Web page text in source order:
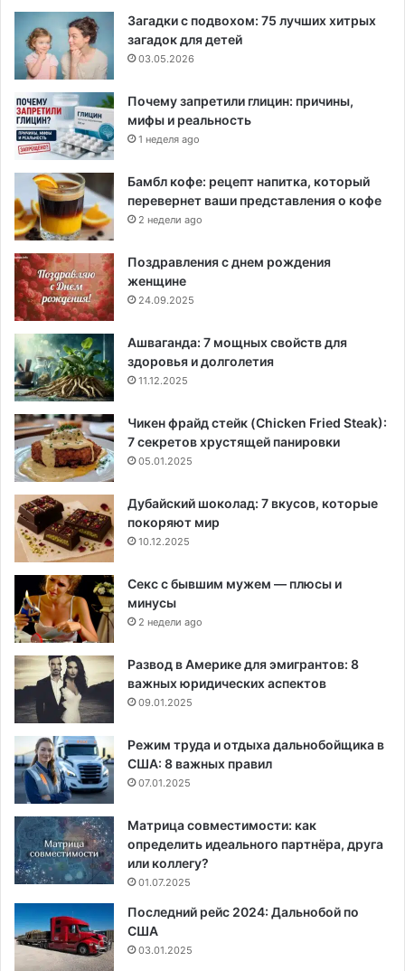
Загадки с подвохом: 75 лучших хитрых
загадок для детей
03.05.2026
Почему запретили глицин: причины,
мифы и реальность
1 неделя ago
Бамбл кофе: рецепт напитка, который
перевернет ваши представления о кофе
2 недели ago
Поздравления с днем рождения
женщине
24.09.2025
Ашваганда: 7 мощных свойств для
здоровья и долголетия
11.12.2025
Чикен фрайд стейк (Chicken Fried Steak):
7 секретов хрустящей панировки
05.01.2025
Дубайский шоколад: 7 вкусов, которые
покоряют мир
10.12.2025
Секс с бывшим мужем — плюсы и
минусы
2 недели ago
Развод в Америке для эмигрантов: 8
важных юридических аспектов
09.01.2025
Режим труда и отдыха дальнобойщика в
США: 8 важных правил
07.01.2025
Матрица совместимости: как
определить идеального партнёра, друга
или коллегу?
01.07.2025
Последний рейс 2024: Дальнобой по
США
03.01.2025